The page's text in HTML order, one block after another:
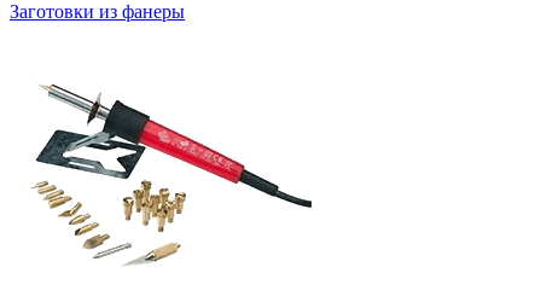
Заготовки из фанеры